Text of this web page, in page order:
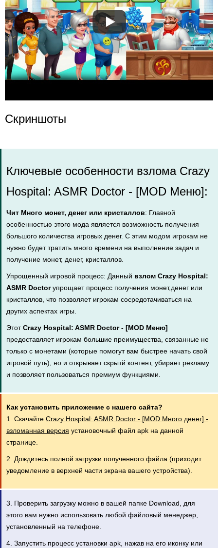
Скриншоты
Ключевые особенности взлома Crazy
Hospital: ASMR Doctor - [MOD Меню]:
Чит Много монет, денег или кристаллов: Главной
особенностью этого мода является возможность получения
большого количества игровых денег. С этим модом игрокам не
нужно будет тратить много времени на выполнение задач и
получение монет, денег, кристаллов.
Упрощенный игровой процесс: Данный взлом Crazy Hospital:
ASMR Doctorупрощает процесс получения монет,денег или
кристаллов, что позволяет игрокам сосредотачиваться на
других аспектах игры.
ЭтотCrazy Hospital: ASMR Doctor - [MOD Меню]
предоставляет игрокам большие преимущества, связанные не
только с монетами (которые помогут вам быстрее начать свой
игровой путь), но и открывает скрытй контент, убирает рекламу
и позволяет пользоваться премиум функциями.
Как установить приложение с нашего сайта?
1. Скачайте Crazy Hospital: ASMR Doctor - [MOD Много денег] -
взломанная версия установочный файл apk на данной
странице.
2. Дождитесь полной загрузки полученного файла (приходит
уведомление в верхней части экрана вашего устройства).
3. Проверить загрузку можно в вашей папке Download, для
этого вам нужно использовать любой файловый менеджер,
установленный на телефоне.
4. Запустить процесс установки apk, нажав на его иконку или